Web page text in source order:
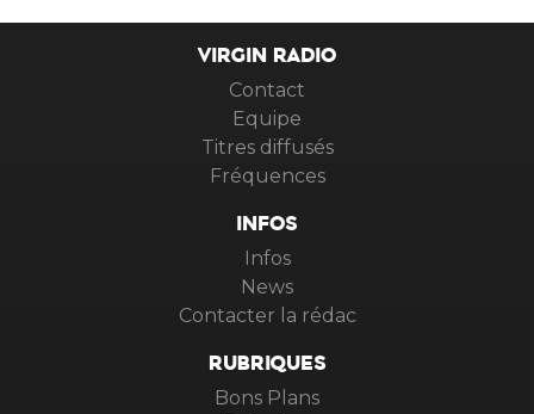
VIRGIN RADIO
Contact
Equipe
Titres diffusés
Fréquences
INFOS
Infos
News
Contacter la rédac
RUBRIQUES
Bons Plans